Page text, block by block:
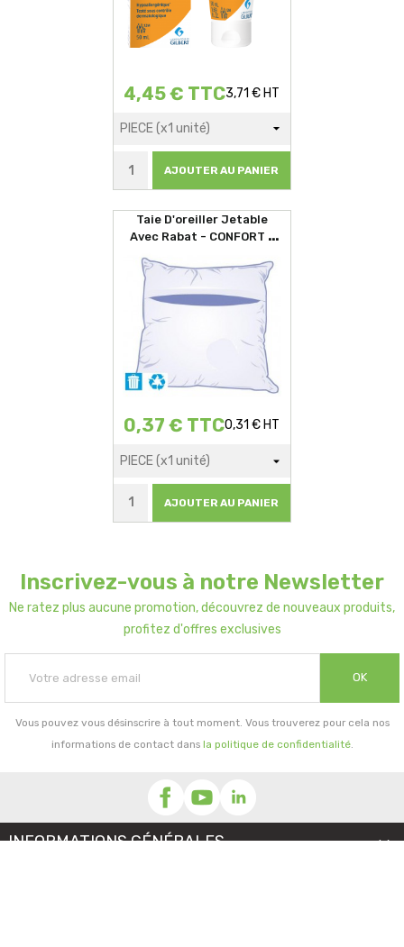
4,45 € TTC3,71 € HT
AJOUTER AU PANIER
Taie D'oreiller Jetable
Avec Rabat - CONFORT -
0,37 € TTC0,31 € HT
AJOUTER AU PANIER
Inscrivez-vous à notre Newsletter
Ne ratez plus aucune promotion, découvrez de nouveaux produits,
profitez d'offres exclusives
OK
Vous pouvez vous désinscrire à tout moment. Vous trouverez pour cela nos
informations de contact dans la politique de confidentialité.
INFORMATIONS GÉNÉRALES 